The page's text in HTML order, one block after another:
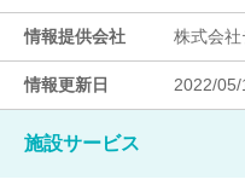
情報提供会社 株式会
情報更新日 2022/05/
施設サービス